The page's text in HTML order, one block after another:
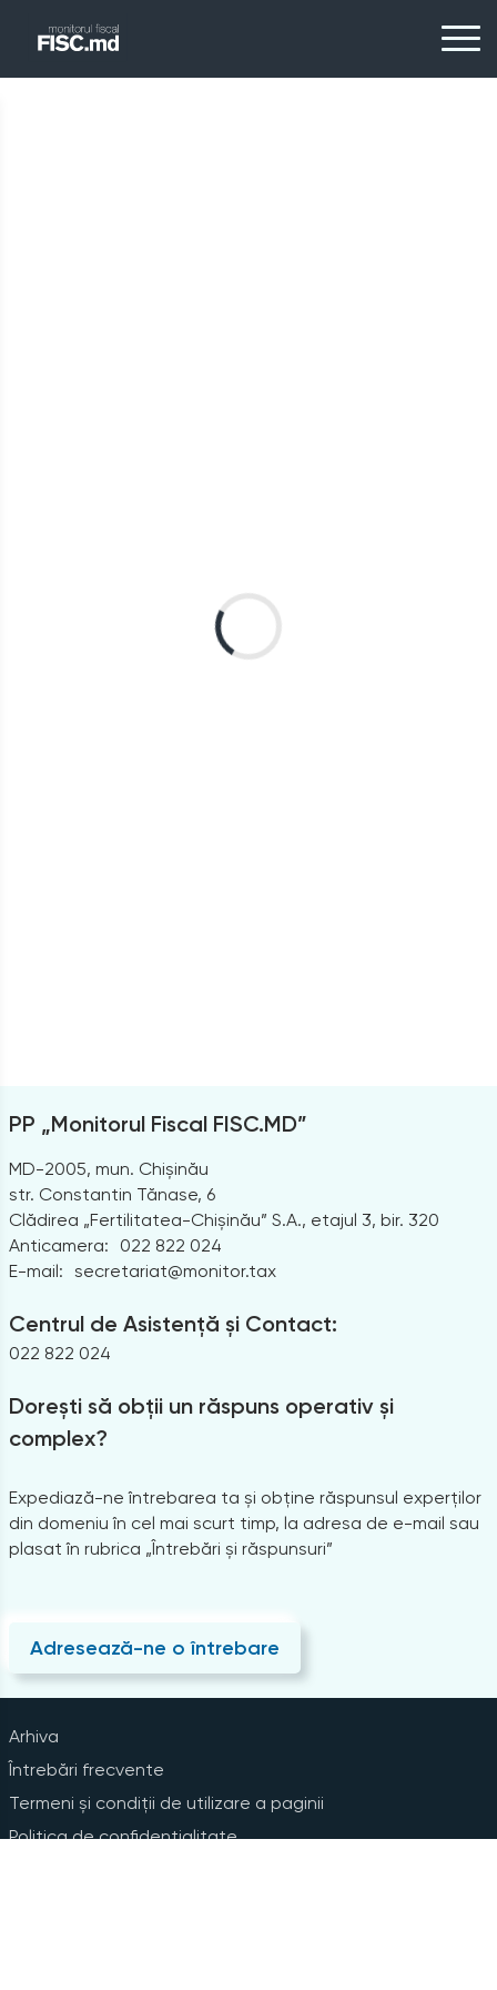
PP „Monitorul Fiscal FISC.MD”
MD-2005, mun. Chișinău
str. Constantin Tănase, 6
Clădirea „Fertilitatea-Chișinău” S.A., etajul 3, bir. 320
Anticamera:
022 822 024
E-mail: secretariat@monitor.tax
Centrul de Asistență și Contact:
022 822 024
Dorești să obții un răspuns operativ și
complex?
Expediază-ne întrebarea ta și obține răspunsul experților
din domeniu în cel mai scurt timp, la adresa de e-mail sau
plasat în rubrica „Întrebări și răspunsuri”
Adresează-ne o întrebare
Arhiva
Întrebări frecvente
Termeni și condiții de utilizare a paginii
Politica de confidențialitate